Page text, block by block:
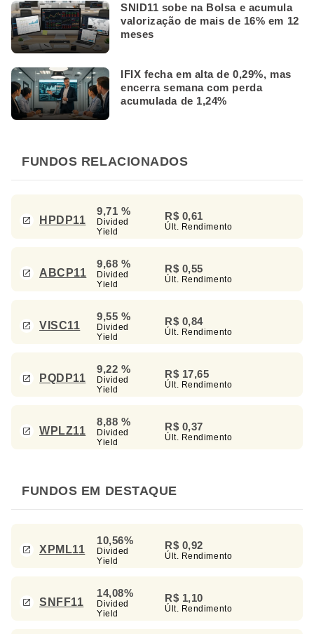
SNID11 sobe na Bolsa e acumula
valorização de mais de 16% em 12
meses
IFIX fecha em alta de 0,29%, mas
encerra semana com perda
acumulada de 1,24%
FUNDOS RELACIONADOS
HPDP11
9,71 %
Divided
Yield
R$ 0,61
Últ. Rendimento
ABCP11
9,68 %
Divided
Yield
R$ 0,55
Últ. Rendimento
VISC11
9,55 %
Divided
Yield
R$ 0,84
Últ. Rendimento
PQDP11
9,22 %
Divided
Yield
R$ 17,65
Últ. Rendimento
WPLZ11
8,88 %
Divided
Yield
R$ 0,37
Últ. Rendimento
FUNDOS EM DESTAQUE
XPML11
10,56%
Divided
Yield
R$ 0,92
Últ. Rendimento
SNFF11
14,08%
Divided
Yield
R$ 1,10
Últ. Rendimento